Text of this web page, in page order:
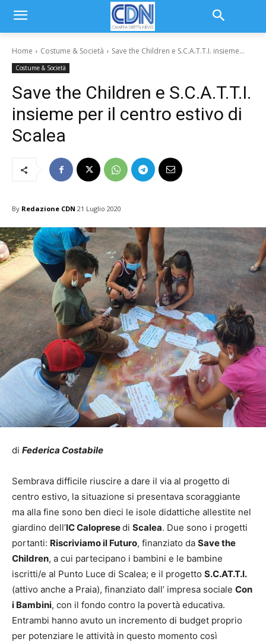
Home Costume & Società Save the Children e S.C.A.T.T.I. insieme...
Costume & Società
Save the Children e S.C.A.T.T.I.
insieme per il centro estivo di
Scalea
By Redazione CDN 21 Luglio 2020
di Federica Costabile
Sembrava difficile riuscire a dare il via al progetto di
centro estivo, la situazione si presentava scoraggiante
ma alla fine sono ben dieci le isole didattiche allestite nel
giardino dell’IC Calopresedi Scalea. Due sono i progetti
portanti: Riscriviamo il Futuro, finanziato da Save the
Children, a cui partecipano i bambini e le bambine
iscritti/e al Punto Luce di Scalea; e il progetto S.C.AT.T.I.
(attivo anche a Praia), finanziato dall’ impresa sociale Con
i Bambini, con il fondo contro la povertà educativa.
Entrambi hanno avuto un incremento di budget proprio
per potenziare le attività in questo momento così